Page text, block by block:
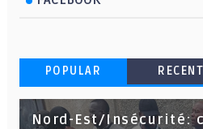
POPULAR RECENT
Nord-Est/Insécurité: